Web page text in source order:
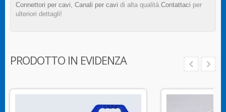
Connettori per cavi Canali per cavi di alta qualità. Contattaci per
ulteriori dettagli!
PRODOTTO IN EVIDENZA